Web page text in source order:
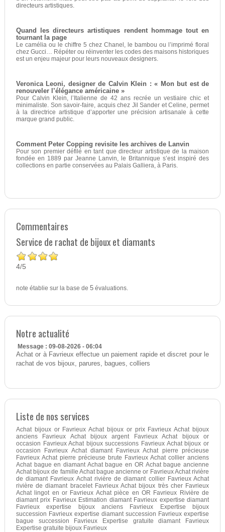
directeurs artistiques.
Quand les directeurs artistiques rendent hommage tout en
tournant la page
Le camélia ou le chiffre 5 chez Chanel, le bambou ou l’imprimé floral
chez Gucci… Répéter ou réinventer les codes des maisons historiques
est un enjeu majeur pour leurs nouveaux designers.
Veronica Leoni, designer de Calvin Klein : « Mon but est de
renouveler l’élégance américaine »
Pour Calvin Klein, l’Italienne de 42 ans recrée un vestiaire chic et
minimaliste. Son savoir-faire, acquis chez Jil Sander et Celine, permet
à la directrice artistique d’apporter une précision artisanale à cette
marque grand public.
Comment Peter Copping revisite les archives de Lanvin
Pour son premier défilé en tant que directeur artistique de la maison
fondée en 1889 par Jeanne Lanvin, le Britannique s’est inspiré des
collections en partie conservées au Palais Galliera, à Paris.
Commentaires
Service de rachat de bijoux et diamants
4/5
note établie sur la base de 5évaluations.
Notre actualité
Message : 09-08-2026 - 06:04
Achat or à Favrieux effectue un paiement rapide et discret pour le
rachat de vos bijoux, parures, bagues, colliers
Liste de nos services
Achat bijoux or Favrieux Achat bijoux or prix Favrieux Achat bijoux
anciens Favrieux Achat bijoux argent Favrieux Achat bijoux or
occasion Favrieux Achat bijoux successions Favrieux Achat bijoux or
occasion Favrieux Achat diamant Favrieux Achat pierre précieuse
Favrieux Achat pierre précieuse brute Favrieux Achat collier anciens
Achat bague en diamant Achat bague en OR Achat bague ancienne
Achat bijoux de famille Achat bague ancienne or Favrieux Achat rivière
de diamant Favrieux Achat rivière de diamant collier Favrieux Achat
rivière de diamant bracelet Favrieux Achat bijoux très cher Favrieux
Achat lingot en or Favrieux Achat pièce en OR Favrieux Rivière de
diamant prix Favrieux Estimation diamant Favrieux expertise diamant
Favrieux expertise bijoux anciens Favrieux Expertise bijoux
succession Favrieux expertise diamant succession Favrieux expertise
bague succession Favrieux Expertise gratuite diamant Favrieux
Expertise gratuite bijoux Favrieux